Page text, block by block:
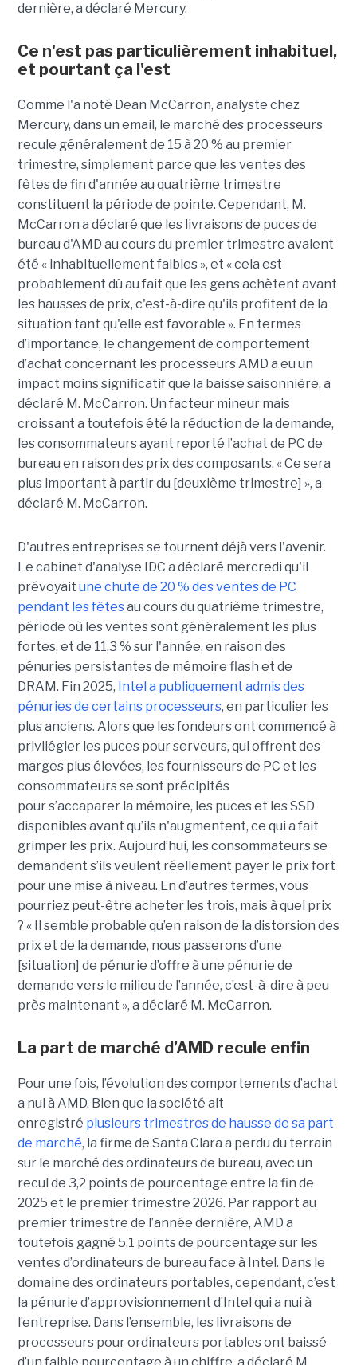
dernière, a déclaré Mercury.
Ce n'est pas particulièrement inhabituel,
et pourtant ça l'est
Comme l'a noté Dean McCarron, analyste chez
Mercury, dans un email, le marché des processeurs
recule généralement de 15 à 20 % au premier
trimestre, simplement parce que les ventes des
fêtes de fin d'année au quatrième trimestre
constituent la période de pointe. Cependant, M.
McCarron a déclaré que les livraisons de puces de
bureau d'AMD au cours du premier trimestre avaient
été « inhabituellement faibles », et « cela est
probablement dû au fait que les gens achètent avant
les hausses de prix, c'est-à-dire qu'ils profitent de la
situation tant qu'elle est favorable ». En termes
d’importance, le changement de comportement
d’achat concernant les processeurs AMD a eu un
impact moins significatif que la baisse saisonnière, a
déclaré M. McCarron. Un facteur mineur mais
croissant a toutefois été la réduction de la demande,
les consommateurs ayant reporté l’achat de PC de
bureau en raison des prix des composants. « Ce sera
plus important à partir du [deuxième trimestre] », a
déclaré M. McCarron.
D'autres entreprises se tournent déjà vers l'avenir.
Le cabinet d'analyse IDC a déclaré mercredi qu'il
prévoyait une chute de 20 % des ventes de PC
pendant les fêtesau cours du quatrième trimestre,
période où les ventes sont généralement les plus
fortes, et de 11,3 % sur l'année, en raison des
pénuries persistantes de mémoire flash et de
DRAM. Fin 2025, Intel a publiquement admis des
pénuries de certains processeurs, en particulier les
plus anciens. Alors que les fondeurs ont commencé à
privilégier les puces pour serveurs, qui offrent des
marges plus élevées, les fournisseurs de PC et les
consommateurs se sont précipités
pour s’accaparer la mémoire, les puces et les SSD
disponibles avant qu’ils n'augmentent, ce qui a fait
grimper les prix. Aujourd’hui, les consommateurs se
demandent s’ils veulent réellement payer le prix fort
pour une mise à niveau. En d’autres termes, vous
pourriez peut-être acheter les trois, mais à quel prix
? « Il semble probable qu’en raison de la distorsion des
prix et de la demande, nous passerons d’une
[situation] de pénurie d’offre à une pénurie de
demande vers le milieu de l’année, c’est-à-dire à peu
près maintenant », a déclaré M. McCarron.
La part de marché d’AMD recule enfin
Pour une fois, l’évolution des comportements d’achat
a nui à AMD. Bien que la société ait
enregistré plusieurs trimestres de hausse de sa part
de marché, la firme de Santa Clara a perdu du terrain
sur le marché des ordinateurs de bureau, avec un
recul de 3,2 points de pourcentage entre la fin de
2025 et le premier trimestre 2026. Par rapport au
premier trimestre de l’année dernière, AMD a
toutefois gagné 5,1 points de pourcentage sur les
ventes d’ordinateurs de bureau face à Intel. Dans le
domaine des ordinateurs portables, cependant, c’est
la pénurie d’approvisionnement d’Intel qui a nui à
l’entreprise. Dans l’ensemble, les livraisons de
processeurs pour ordinateurs portables ont baissé